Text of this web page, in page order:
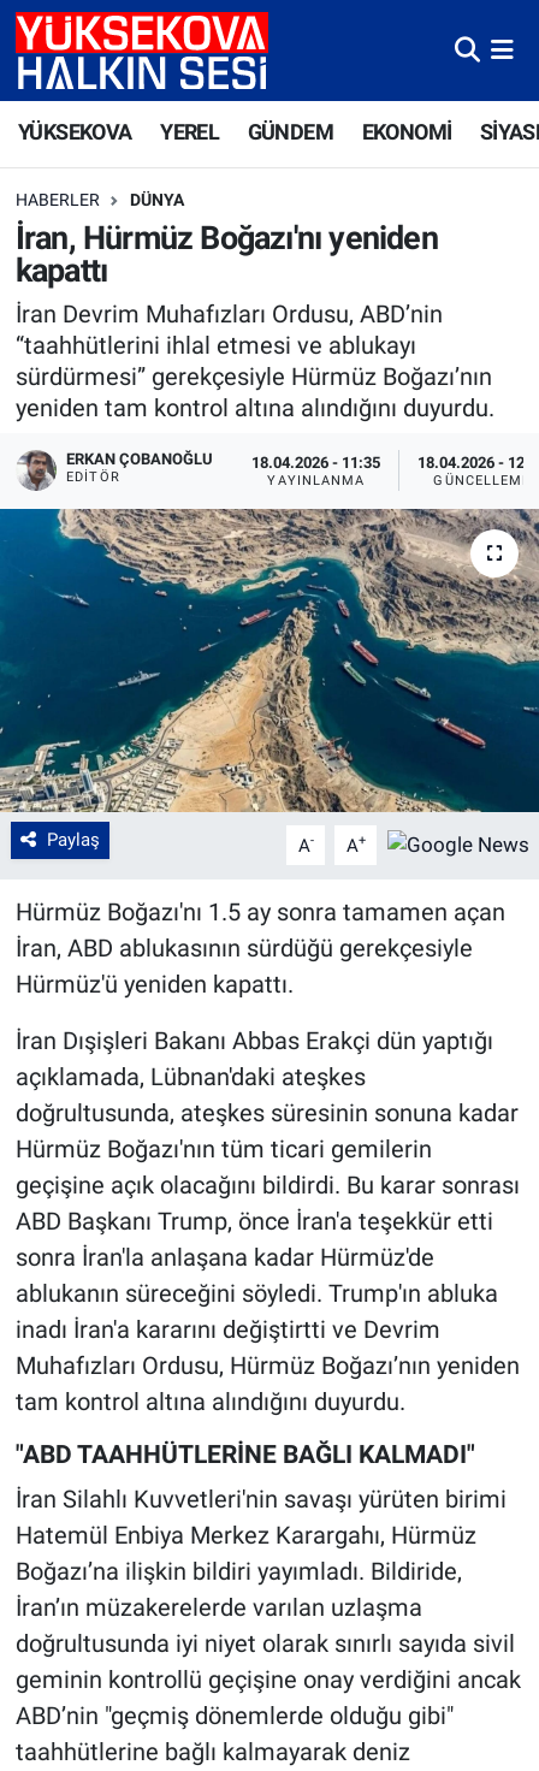
YÜKSEKOVA YEREL GÜNDEM EKONOMİ
HABERLER DÜNYA
İran, Hürmüz Boğazı'nı yeniden
kapattı
İran Devrim Muhafızları Ordusu, ABD’nin
“taahhütlerini ihlal etmesi ve ablukayı
sürdürmesi” gerekçesiyle Hürmüz Boğazı’nın
yeniden tam kontrol altına alındığını duyurdu.
ERKAN ÇOBANOĞLU
EDITÖR
18.04.2026 - 11:35
YAYINLANMA
18.04.2026 -
GÜNCELLEME
Paylaş A- A+
Hürmüz Boğazı'nı 1.5 ay sonra tamamen açan
İran, ABD ablukasının sürdüğü gerekçesiyle
Hürmüz'ü yeniden kapattı.
İran Dışişleri Bakanı Abbas Erakçi dün yaptığı
açıklamada, Lübnan'daki ateşkes
doğrultusunda, ateşkes süresinin sonuna kadar
Hürmüz Boğazı'nın tüm ticari gemilerin
geçişine açık olacağını bildirdi. Bu karar sonrası
ABD Başkanı Trump, önce İran'a teşekkür etti
sonra İran'la anlaşana kadar Hürmüz'de
ablukanın süreceğini söyledi. Trump'ın abluka
inadı İran'a kararını değiştirtti ve Devrim
Muhafızları Ordusu, Hürmüz Boğazı’nın yeniden
tam kontrol altına alındığını duyurdu.
"ABD TAAHHÜTLERİNE BAĞLI KALMADI"
İran Silahlı Kuvvetleri'nin savaşı yürüten birimi
Hatemül Enbiya Merkez Karargahı, Hürmüz
Boğazı’na ilişkin bildiri yayımladı. Bildiride,
İran’ın müzakerelerde varılan uzlaşma
doğrultusunda iyi niyet olarak sınırlı sayıda sivil
geminin kontrollü geçişine onay verdiğini ancak
ABD’nin "geçmiş dönemlerde olduğu gibi"
taahhütlerine bağlı kalmayarak deniz
Yüksekova Nöbetçi Eczaneler
Süper Lig Puan Durumu ve Fikstür
Tüm Manşetler
Son Dakika Haberleri
Haber Arşivi